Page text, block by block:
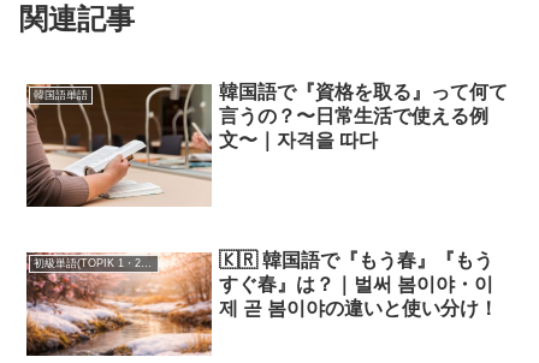
関連記事
韓国語単語
韓国語で『資格を取る』って何て
言うの？〜日常生活で使える例
文〜｜자격을 따다
🇰🇷 韓国語で『もう春』『もう
すぐ春』は？｜벌써 봄이야・이
제 곧 봄이야の違いと使い分け！